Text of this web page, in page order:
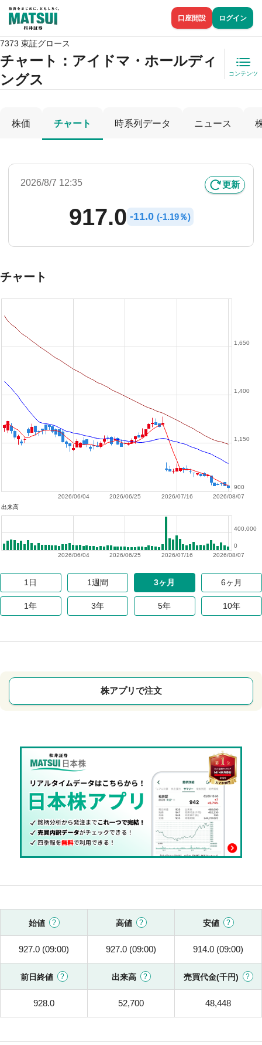
口座開設 ログイン
7373 東証グロース
チャート： アイドマ・ホールディ
ングス
コンテンツ
株価 チャート 時系列データ ニュース
2026/8/7 12:35 更新
917.0 -11.0 (-1.19％)
チャート
2026/08/07
2026/07/16
2026/06/25
2026/06/04
900
1,150
1,400
1,650
出来高
2026/08/07
2026/07/16
2026/06/25
2026/06/04
0
400,000
1日 1週間 3ヶ月 6ヶ月
1年 3年 5年 10年
株アプリで注文
始値 高値 安値
927.0 (09:00) 927.0 (09:00) 914.0 (09:00)
前日終値 出来高 売買代金(千円)
928.0 52,700 48,448